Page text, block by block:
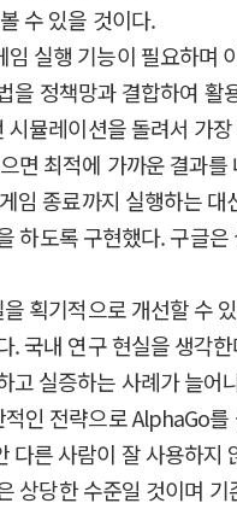
수 있을 것이다.
실행 기능이 필요하며
정책망과 결합하여
뮬레이션을 돌려서 가
최적에 가까운 결과
종료까지 실행하는
도록 구현했다. 구글
획기적으로 개선할 수
국내 연구 현실을 생각
실증하는 사례가 늘어
인 전략으로 AlphaGo
른 사람이 잘 사용하
당한 수준일 것이며